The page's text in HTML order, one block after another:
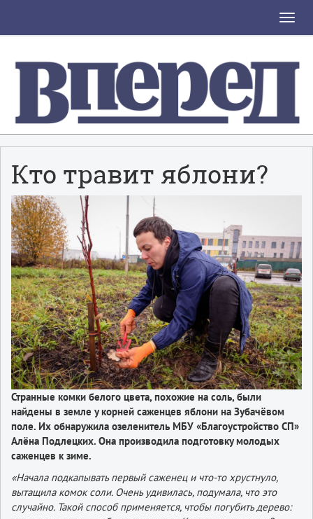
Toggle
Кто травит яблони?
Странные комки белого цвета, похожие на соль, были
найдены в земле у корней саженцев яблони на Зубачёвом
поле. Их обнаружила озеленитель МБУ «Благоустройство СП»
Алёна Подлецких. Она производила подготовку молодых
саженцев к зиме.
«Начала подкапывать первый саженец и что-то хрустнуло,
вытащила комок соли. Очень удивилась, подумала, что это
случайно. Такой способ применяется, чтобы погубить дерево: